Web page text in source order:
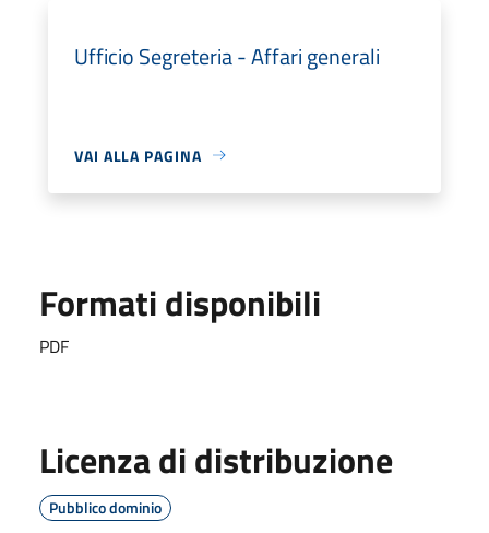
Ufficio Segreteria - Affari generali
VAI ALLA PAGINA
Formati disponibili
PDF
Licenza di distribuzione
Pubblico dominio